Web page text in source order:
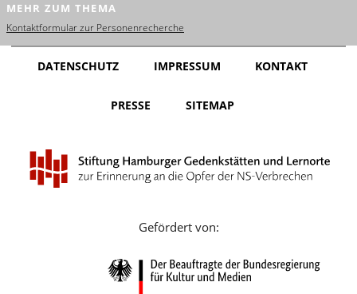
Dansk
Español
Nederlands
Português
Русский
MEHR ZUM THEMA
Kontaktformular zur Personenrecherche
DATENSCHUTZ IMPRESSUM KONTAKT
PRESSE SITEMAP
Gefördert von: